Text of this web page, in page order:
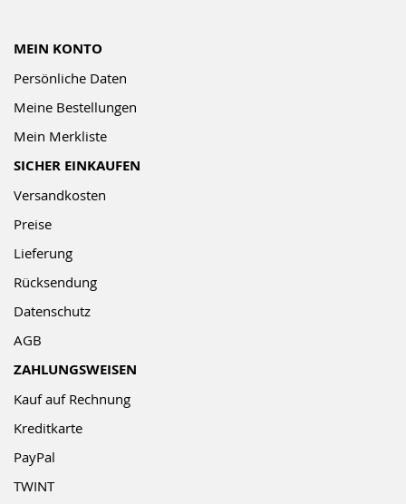
MEIN KONTO
Persönliche Daten
Meine Bestellungen
Mein Merkliste
SICHER EINKAUFEN
Versandkosten
Preise
Lieferung
Rücksendung
Datenschutz
AGB
ZAHLUNGSWEISEN
Kauf auf Rechnung
Kreditkarte
PayPal
TWINT